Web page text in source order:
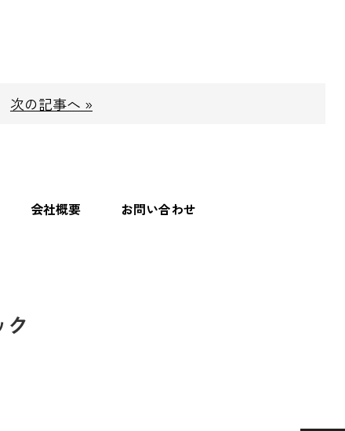
次の記事へ »
会社概要 お問い合わせ